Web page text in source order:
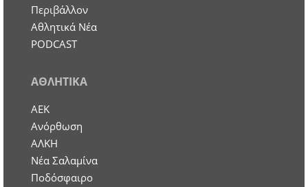
Περιβάλλον
Αθλητικά Νέα
PODCAST
ΑΘΛΗΤΙΚΑ
ΑΕΚ
Ανόρθωση
ΑΛΚΗ
Νέα Σαλαμίνα
Ποδόσφαιρο